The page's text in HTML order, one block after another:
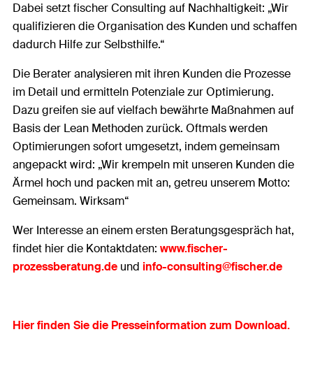
Dabei setzt fischer Consulting auf Nachhaltigkeit: „Wir
qualifizieren die Organisation des Kunden und schaffen
dadurch Hilfe zur Selbsthilfe.“
Die Berater analysieren mit ihren Kunden die Prozesse
im Detail und ermitteln Potenziale zur Optimierung.
Dazu greifen sie auf vielfach bewährte Maßnahmen auf
Basis der Lean Methoden zurück. Oftmals werden
Optimierungen sofort umgesetzt, indem gemeinsam
angepackt wird: „Wir krempeln mit unseren Kunden die
Ärmel hoch und packen mit an, getreu unserem Motto:
Gemeinsam. Wirksam“
Wer Interesse an einem ersten Beratungsgespräch hat,
findet hier die Kontaktdaten: www.fischer-
prozessberatung.de und info-consulting@fischer.de
Hier finden Sie die Presseinformation zum Download.